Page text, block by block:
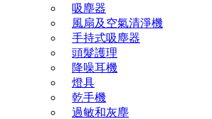
吸塵器
風扇及空氣清淨機
手持式吸塵器
頭髮護理
降噪耳機
燈具
乾手機
過敏和灰塵